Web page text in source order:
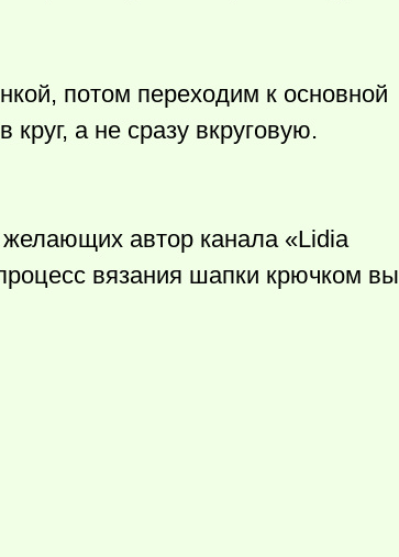
потом переходим к основной
а не сразу вкруговую.
автор канала «Lidia
вязания шапки крючком вы